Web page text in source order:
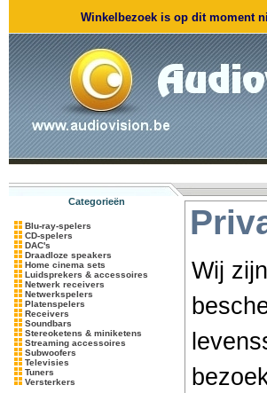
Winkelbezoek is op dit moment
Categorieën
Blu-ray-spelers
CD-spelers
DAC's
Draadloze speakers
Home cinema sets
Luidsprekers & accessoires
Netwerk receivers
Netwerkspelers
Platenspelers
Receivers
Soundbars
Stereoketens & miniketens
Streaming accessoires
Subwoofers
Televisies
Tuners
Versterkers
Wij